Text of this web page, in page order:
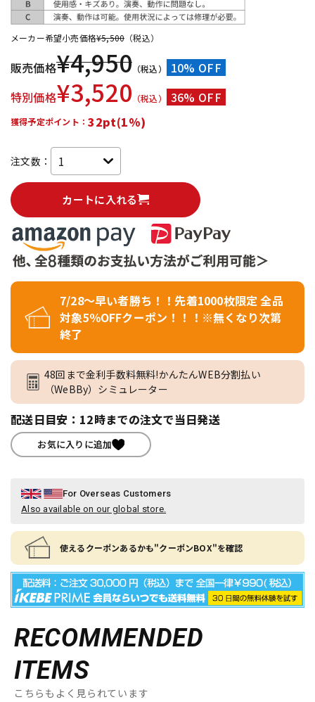
メーカー希望小売価格¥5,500 （税込）
販売価格¥4,950 （税込）
10% OFF
特別価格¥3,520 （税込） 36% OFF
獲得予定ポイント：32pt(1%)
注文数：
カートに入れる
7/28～早い者勝ち！！先着1000枚限定 全品
対象5％OFFクーポン！！！※無くなり次第
終了
48回まで金利手数料無料!かんたんWEB分割払い
（WeBBy）シミュレーター
配送日目安：12時までの注文で当日発送
お気に入りに追加
For Overseas Customers
Also available on our global store.
使えるクーポンあるかも"クーポンBOX"を確認
RECOMMENDED
ITEMS
こちらもよく見られています